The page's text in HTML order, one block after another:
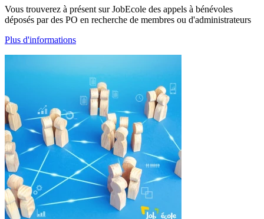
Vous trouverez à présent sur JobEcole des appels à bénévoles
déposés par des PO en recherche de membres ou d'administrateurs
Plus d'informations